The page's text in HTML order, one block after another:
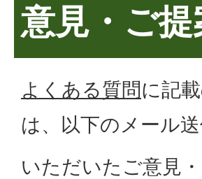
意見・ご提
よくある質問に記
は、以下のメール
いただいたご意見